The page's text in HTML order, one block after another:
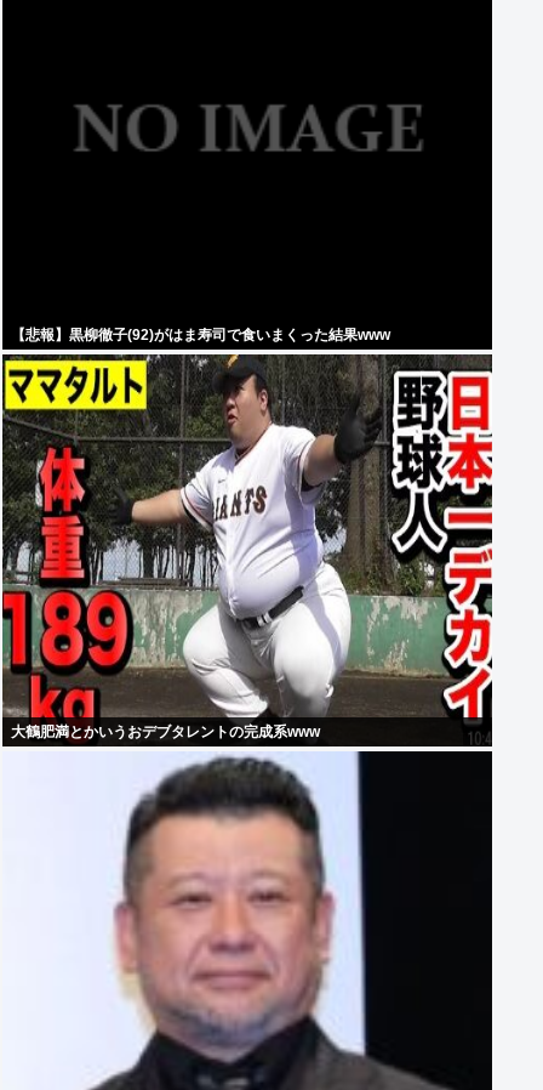
【悲報】黒柳徹子(92)がはま寿司で食いまくった結果www
大鶴肥満とかいうおデブタレントの完成系www